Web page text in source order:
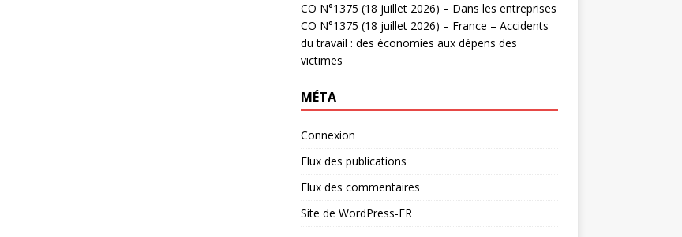
CO N°1375 (18 juillet 2026) – Dans les entreprises
CO N°1375 (18 juillet 2026) – France – Accidents
du travail : des économies aux dépens des
victimes
MÉTA
Connexion
Flux des publications
Flux des commentaires
Site de WordPress-FR